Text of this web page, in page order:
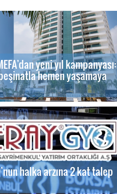
yeni yıl kampanyası:
hemen yaşamaya
halka arzına 2 kat talep